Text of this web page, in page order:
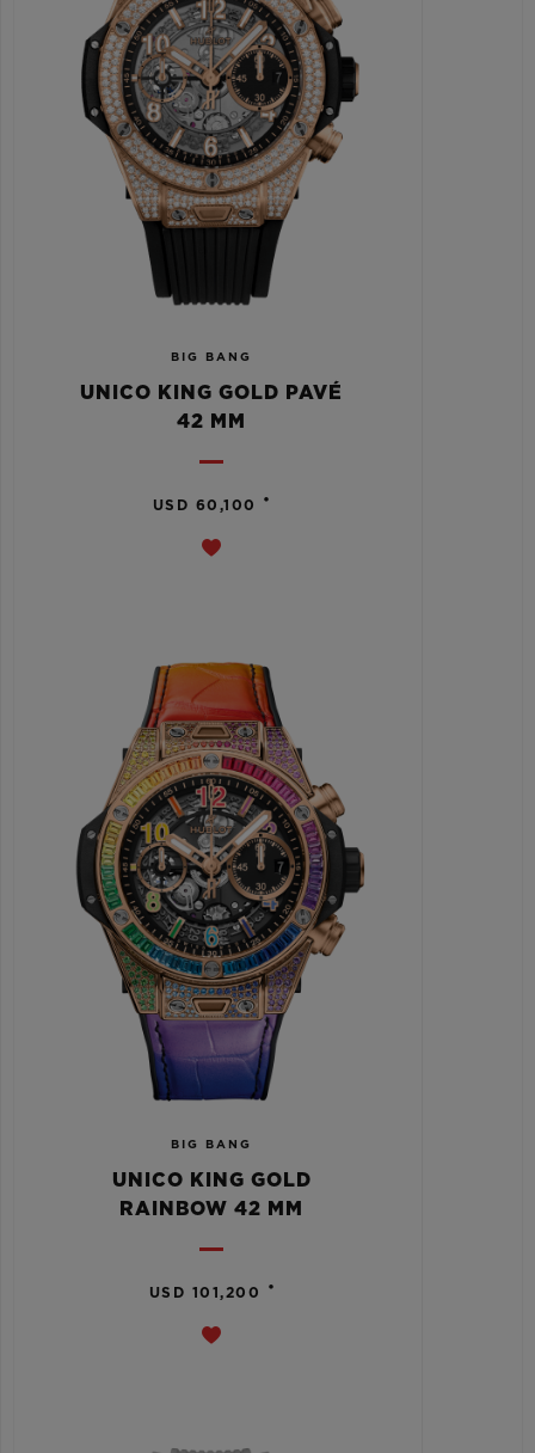
BIG BANG
UNICO KING GOLD PAVÉ
42 MM
USD 60,100 •
BIG BANG
UNICO KING GOLD
RAINBOW 42 MM
USD 101,200 •